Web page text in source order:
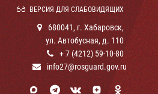
ВЕРСИЯ ДЛЯ СЛАБОВИДЯЩИХ
680041, г. Хабаровск,
ул. Автобусная, д. 110
+ 7 (4212) 59-10-80
info27@rosguard.gov.ru